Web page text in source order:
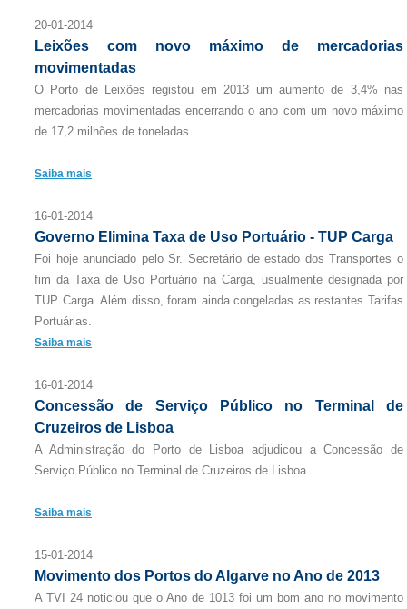
20-01-2014
Leixões com novo máximo de mercadorias
movimentadas
O Porto de Leixões registou em 2013 um aumento de 3,4% nas
mercadorias movimentadas encerrando o ano com um novo máximo
de 17,2 milhões de toneladas.
Saiba mais
16-01-2014
Governo Elimina Taxa de Uso Portuário - TUP Carga
Foi hoje anunciado pelo Sr. Secretário de estado dos Transportes o
fim da Taxa de Uso Portuário na Carga, usualmente designada por
TUP Carga. Além disso, foram ainda congeladas as restantes Tarifas
Portuárias.
Saiba mais
16-01-2014
Concessão de Serviço Público no Terminal de
Cruzeiros de Lisboa
A Administração do Porto de Lisboa adjudicou a Concessão de
Serviço Público no Terminal de Cruzeiros de Lisboa
Saiba mais
15-01-2014
Movimento dos Portos do Algarve no Ano de 2013
A TVI 24 noticiou que o Ano de 1013 foi um bom ano no movimento